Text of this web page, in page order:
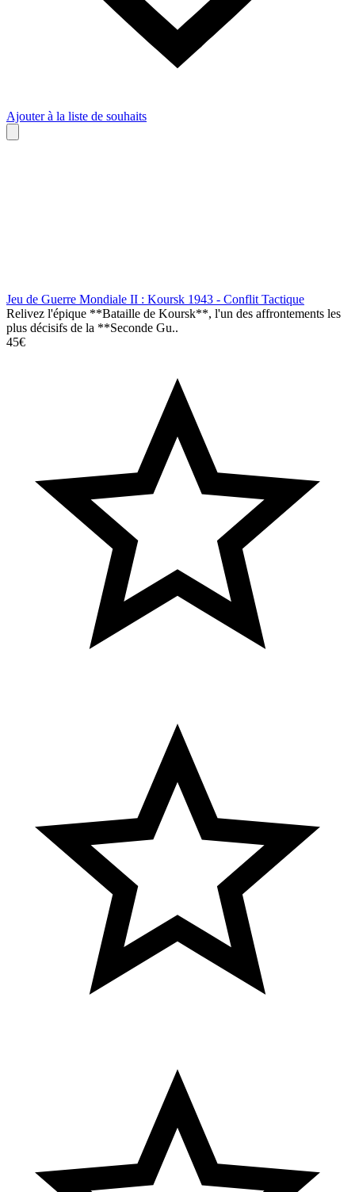
Ajouter à la liste de souhaits
Jeu de Guerre Mondiale II : Koursk 1943 - Conflit Tactique
Relivez l'épique **Bataille de Koursk**, l'un des affrontements les
plus décisifs de la **Seconde Gu..
45€